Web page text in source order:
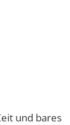
und bares